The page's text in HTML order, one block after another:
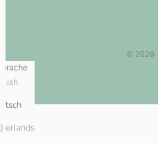
Algerien (DZD د.ج)
€)
Sprache
© 2026 -